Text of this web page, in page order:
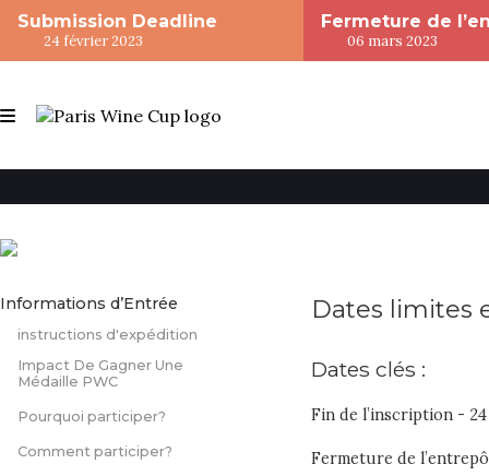
Submission Deadline
24 février 2023
Fermeture de
06 mars 2023
Informations d’Entrée
instructions d'expédition
Impact De Gagner Une
Médaille PWC
Pourquoi participer?
Comment participer?
Dates limites
Dates clés :
Fin de l’inscription -
Fermeture de